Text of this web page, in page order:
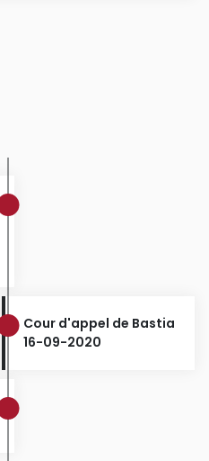
Cour d'appel de Bastia
16-09-2020